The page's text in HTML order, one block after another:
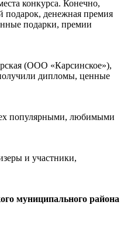
конкурса. Конечно,
подарок, денежная премия
подарки, премии
(ООО «Карсинское»),
дипломы, ценные
популярными, любимыми
и участники,
муниципального района